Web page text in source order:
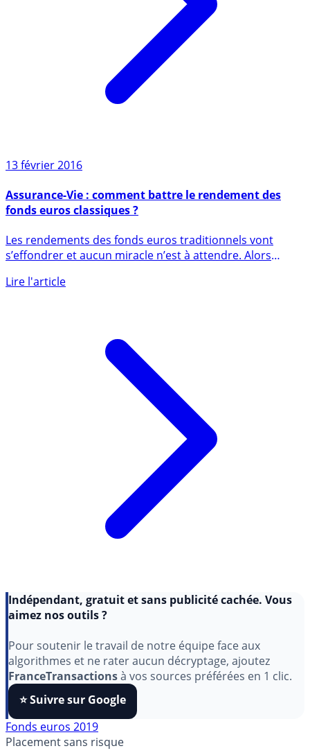
Assurance-Vie : comment battre le rendement des
Les rendements des fonds euros traditionnels vont
s’effondrer et aucun miracle n’est à attendre. Alors
comment placer (...)
Indépendant, gratuit et sans publicité cachée. Vous
Pour soutenir le travail de notre équipe face aux
algorithmes et ne rater aucun décryptage, ajoutez
FranceTransactionsà vos sources préférées en 1 clic.
⭐️ Suivre sur Google
Fonds euros 2019